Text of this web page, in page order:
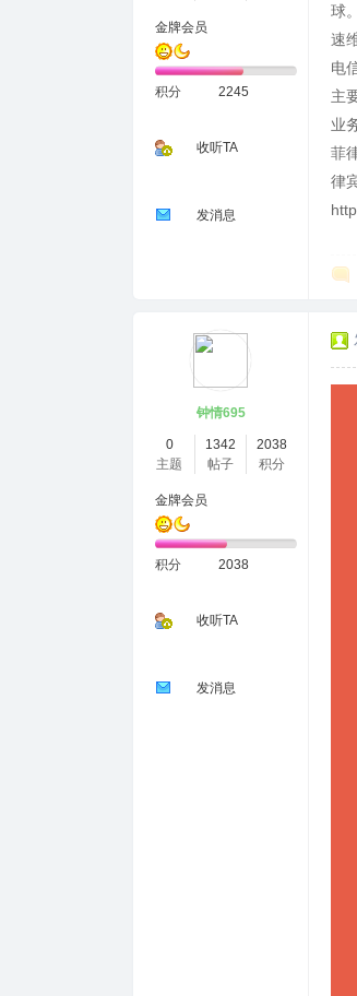
金牌会员
积分 2245
收听TA
发消息
球。
速
电
主
业
菲
律
钟情695
0
主题
1342
帖子
2038
积分
金牌会员
积分 2038
收听TA
发消息